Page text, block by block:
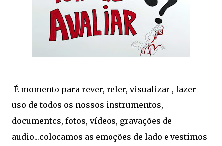
É momento para rever, reler, visualizar , fazer
uso de todos os nossos instrumentos,
documentos, fotos, vídeos, gravações de
audio...colocamos as emoções de lado e vestimos